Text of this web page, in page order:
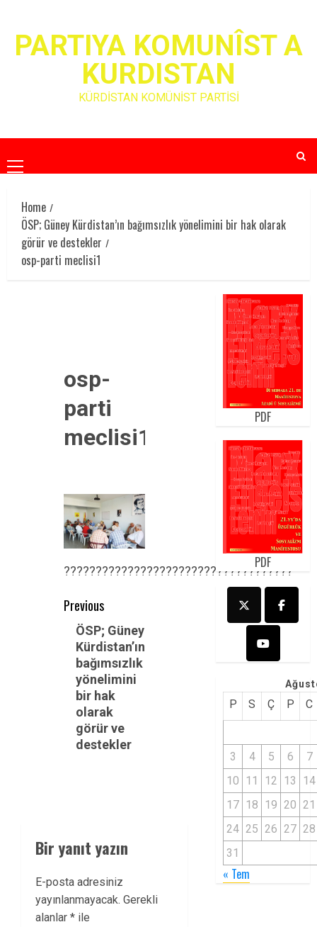
contentPARTIYA KOMUNÎST A
KURDISTAN
KÜRDİSTAN KOMÜNİST PARTİSİ
Primary
Menu
Home
ÖSP; Güney Kürdistan’ın bağımsızlık yönelimini bir hak olarak
görür ve destekler
osp-parti meclisi1
osp-
parti
meclisi1
????????????????????????????????????
Post
navigation
Previous
Previous
post:
ÖSP; Güney
Kürdistan’ın
bağımsızlık
yönelimini
bir hak
olarak
görür ve
destekler
Bir yanıt yazın
E-posta adresiniz
yayınlanmayacak. Gerekli
alanlar * ile
PDF
PDF
P S Ç P C
3 4 5 6
7
10 11 12 13
14
17 18 19 20 21
24 25 26 27 28
31
« Tem